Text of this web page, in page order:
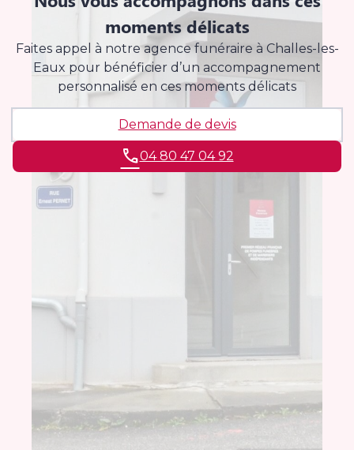
moments délicats
Faites appel à notre agence funéraire à Challes-les-
Eaux pour bénéficier d’un accompagnement
personnalisé en ces moments délicats
Demande de devis
04 80 47 04 92